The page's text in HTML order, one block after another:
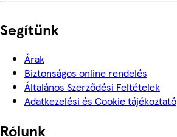
Segítünk
Árak
Biztonságos online rendelés
Általános Szerződési Feltételek
Adatkezelési és Cookie tájékoztató
Rólunk